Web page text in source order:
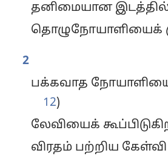
தனிமையான
தொழுநோயாளியைக்
2
பக்கவாத
12)
லேவியைக்
விரதம் பற்றிய கேள்வி